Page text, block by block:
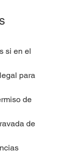
si en el
para
de
de